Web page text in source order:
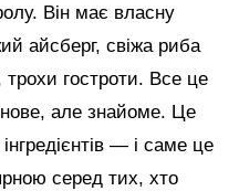
Він має власну
айсберг, свіжа риба
гостроти. Все це
нове, але знайоме. Це
— і саме це
серед тих, хто